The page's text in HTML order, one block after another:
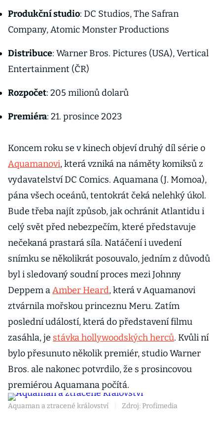
Produkční studio: DC Studios, The Safran
Company, Atomic Monster Productions
Distribuce: Warner Bros. Pictures (USA), Vertical
Entertainment (ČR)
Rozpočet: 205 milionů dolarů
Premiéra: 21. prosince 2023
Koncem roku se v kinech objeví druhý díl série o
Aquamanovi, která vzniká na náměty komiksů z
vydavatelství DC Comics. Aquamana (J. Momoa),
pána všech oceánů, tentokrát čeká nelehký úkol.
Bude třeba najít způsob, jak ochránit Atlantidu i
celý svět před nebezpečím, které představuje
nečekaná prastará síla. Natáčení i uvedení
snímku se několikrát posouvalo, jedním z důvodů
byl i sledovaný soudní proces mezi Johnny
Deppem aAmber Heard, která v Aquamanovi
ztvárnila mořskou princeznu Meru. Zatím
poslední událostí, která do představení filmu
zasáhla, je stávka hollywoodských herců. Kvůli ní
bylo přesunuto několik premiér, studio Warner
Bros. ale nakonec potvrdilo, že s prosincovou
premiérou Aquamana počítá.
Aquaman a ztracené království Zdroj: Profimedia